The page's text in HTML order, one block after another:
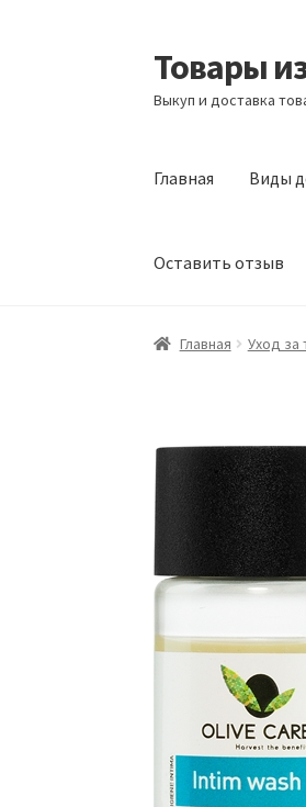
Перейти
к
навигации
Перейти
к
содержимому
Товары
Выкуп и доставка
Главная Виды
Оставить отзыв
Главная Виды
Главная Уход за